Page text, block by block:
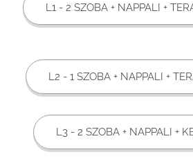
L1 - 2 SZOBA + NAPPALI +
L2 - 1 SZOBA + NAPPALI +
L3 - 2 SZOBA + NAPPALI +